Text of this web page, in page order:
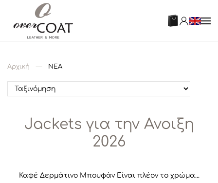
Αρχική ΝΕΑ
Jackets για την Ανοιξη
2026
Καφέ Δερμάτινο Μπουφάν Είναι πλέον το χρώμα...